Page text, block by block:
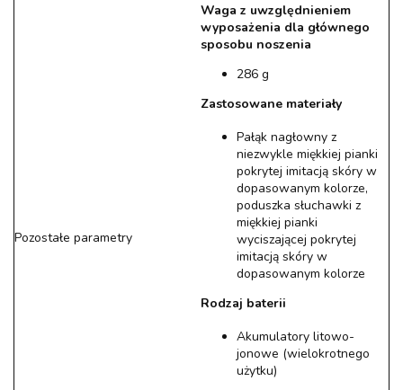
Pozostałe parametry
Waga z uwzględnieniem
wyposażenia dla głównego
sposobu noszenia
286 g
Zastosowane materiały
Pałąk nagłowny z
niezwykle miękkiej pianki
pokrytej imitacją skóry w
dopasowanym kolorze,
poduszka słuchawki z
miękkiej pianki
wyciszającej pokrytej
imitacją skóry w
dopasowanym kolorze
Rodzaj baterii
Akumulatory litowo-
jonowe (wielokrotnego
użytku)